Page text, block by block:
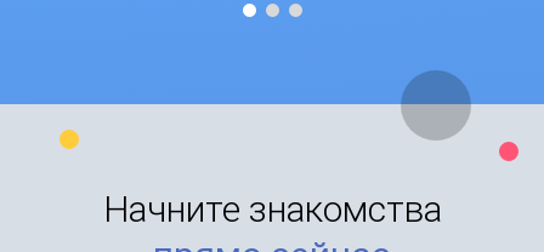
Начните знакомства